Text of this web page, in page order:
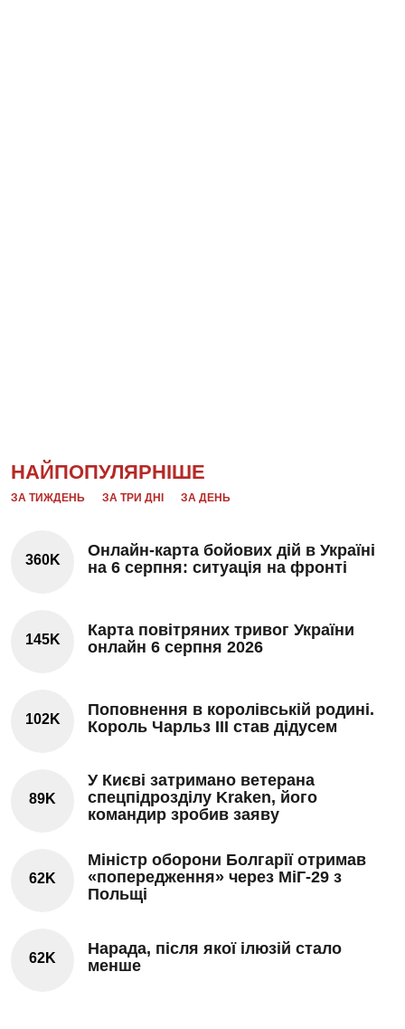
НАЙПОПУЛЯРНІШЕ
ЗА ТИЖДЕНЬ ЗА ТРИ ДНІ ЗА ДЕНЬ
360K
Онлайн-карта бойових дій в Україні
на 6 серпня: ситуація на фронті
145K
Карта повітряних тривог України
онлайн 6 серпня 2026
102K
Поповнення в королівській родині.
Король Чарльз III став дідусем
89K
У Києві затримано ветерана
спецпідрозділу Kraken, його
командир зробив заяву
62K
Міністр оборони Болгарії отримав
«попередження» через МіГ-29 з
Польщі
62K
Нарада, після якої ілюзій стало
менше